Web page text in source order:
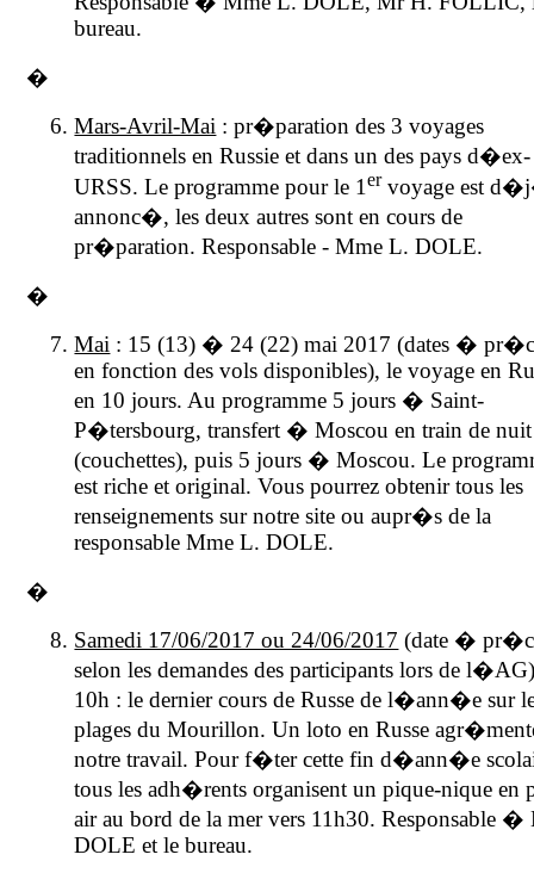
bureau.
�
Mars-Avril-Mai : pr�paration des 3 voyages
traditionnels en Russie et dans un des pays d�ex-
URSS. Le programme pour le 1ervoyage est
annonc�, les deux autres sont en cours de
pr�paration. Responsable - Mme L. DOLE.
�
Mai : 15 (13) � 24 (22) mai 2017 (dates �
en fonction des vols disponibles), le voyage en
en 10 jours. Au programme 5 jours � Saint-
P�tersbourg, transfert � Moscou en train de nuit
(couchettes), puis 5 jours � Moscou. Le
est riche et original. Vous pourrez obtenir tous les
renseignements sur notre site ou aupr�s de la
responsable Mme L. DOLE.
�
Samedi 17/06/2017 ou 24/06/2017 (date �
selon les demandes des participants lors de
10h : le dernier cours de Russe de l�ann�e sur
plages du Mourillon. Un loto en Russe
notre travail. Pour f�ter cette fin d�ann�e
tous les adh�rents organisent un pique-nique en
air au bord de la mer vers 11h30. Responsable �
DOLE et le bureau.